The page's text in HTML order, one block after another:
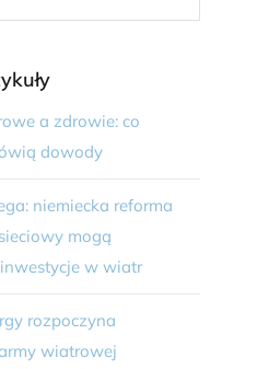
a zdrowie: co
dowody
niemiecka reforma
mogą
w wiatr
rozpoczyna
wiatrowej